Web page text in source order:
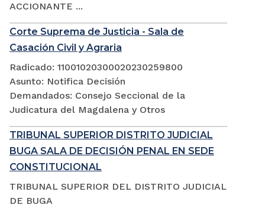
ACCIONANTE ...
Corte Suprema de Justicia - Sala de
Casación Civil y Agraria
Radicado: 11001020300020230259800
Asunto: Notifica Decisión
Demandados: Consejo Seccional de la
Judicatura del Magdalena y Otros
TRIBUNAL SUPERIOR DISTRITO JUDICIAL
BUGA SALA DE DECISIÓN PENAL EN SEDE
CONSTITUCIONAL
TRIBUNAL SUPERIOR DEL DISTRITO JUDICIAL
DE BUGA